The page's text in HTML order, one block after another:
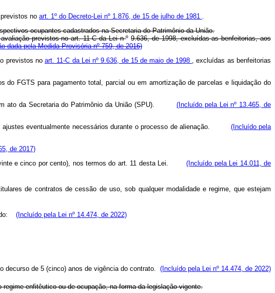
no art. 1º do Decreto-Lei nº 1.876, de 15 de julho de 1981 .
ocupantes cadastrados na Secretaria do Patrimônio da União.
previstos no art. 11-C da Lei nº9.636, de 1998, excluídas as benfeitorias, aos
dada pela Medida Provisória nº 759, de 2016)
previstos noart. 11-C da Lei nº 9.636, de 15 de maio de 1998 , excluídas as benfeitorias
FGTS para pagamento total, parcial ou em amortização de parcelas e liquidação do
em ato da Secretaria do Patrimônio da União (SPU). (Incluído pela Lei nº 13.465, de
ajustes eventualmente necessários durante o processo de alienação. (Incluído pela
de 2017)
e cinco por cento), nos termos do art. 11 desta Lei.(Incluído pela Lei 14.011, de
de contratos de cessão de uso, sob qualquer modalidade e regime, que estejam
(Incluído pela Lei nº 14.474, de 2022)
decurso de 5 (cinco) anos de vigência do contrato. (Incluído pela Lei nº 14.474, de 2022)
regime enfitêutico ou de ocupação, na forma da legislação vigente.